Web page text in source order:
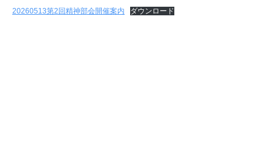
20260513第2回精神部会開催案内 ダウンロード